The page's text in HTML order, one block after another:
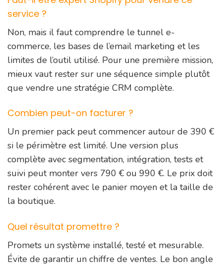
service ?
Non, mais il faut comprendre le tunnel e-
commerce, les bases de l’email marketing et les
limites de l’outil utilisé. Pour une première mission,
mieux vaut rester sur une séquence simple plutôt
que vendre une stratégie CRM complète.
Combien peut-on facturer ?
Un premier pack peut commencer autour de 390 €
si le périmètre est limité. Une version plus
complète avec segmentation, intégration, tests et
suivi peut monter vers 790 € ou 990 €. Le prix doit
rester cohérent avec le panier moyen et la taille de
la boutique.
Quel résultat promettre ?
Promets un système installé, testé et mesurable.
Évite de garantir un chiffre de ventes. Le bon angle